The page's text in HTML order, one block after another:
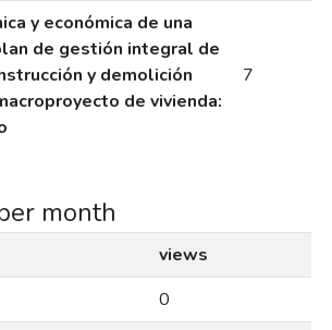
y económica de una
de gestión integral de
y demolición
de vivienda:
7
month
views
0